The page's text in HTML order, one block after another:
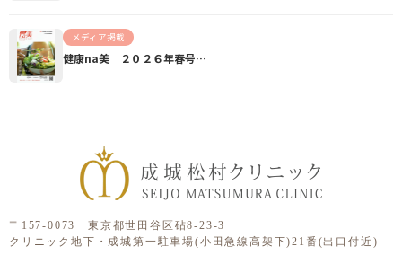
メディア掲載
健康na美 ２０２６年春号…
〒157-0073 東京都世田谷区砧8-23-3
クリニック地下・成城第一駐車場(小田急線高架下)21番(出口付近)